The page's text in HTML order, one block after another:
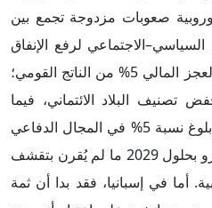
صعوبات مزدوجة تجمع بين
لرفع الإنفاق
الدفاعي؛ ففي بلجيكا، يلامس العجز المالي 5% من الناتج القومي؛
البلاد الائتماني، فيما
حذرت بعض الدراسات من أن بلوغ نسبة 5% في المجال الدفاعي
قد يرفع العجز إلى 60 مليار يورو بحلول 2029 ما لم يُقرن بتقشف
أما في إسبانيا، فقد بدا أن ثمة